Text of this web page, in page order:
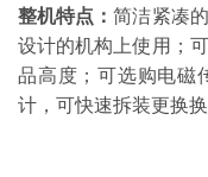
整机特点：简洁紧凑
设计的机构上使用；
品高度；可选购电磁
计，可快速拆装更换